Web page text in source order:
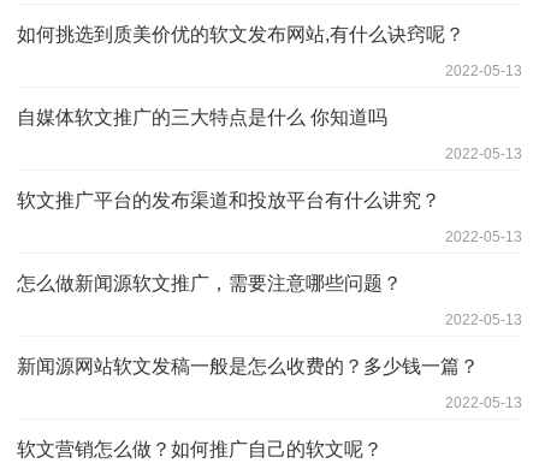
如何挑选到质美价优的软文发布网站,有什么诀窍呢？
2022-05-13
自媒体软文推广的三大特点是什么 你知道吗
2022-05-13
软文推广平台的发布渠道和投放平台有什么讲究？
2022-05-13
怎么做新闻源软文推广，需要注意哪些问题？
2022-05-13
新闻源网站软文发稿一般是怎么收费的？多少钱一篇？
2022-05-13
软文营销怎么做？如何推广自己的软文呢？